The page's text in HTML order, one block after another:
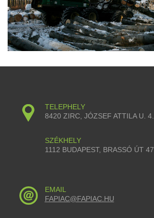
TELEPHELY
8420 ZIRC, JÓZSEF ATTILA U. 4.
SZÉKHELY
1112 BUDAPEST, BRASSÓ ÚT 47.
EMAIL
FAPIAC@FAPIAC.HU